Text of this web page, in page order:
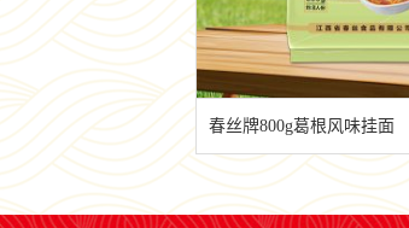
春丝牌800g葛根风味挂面